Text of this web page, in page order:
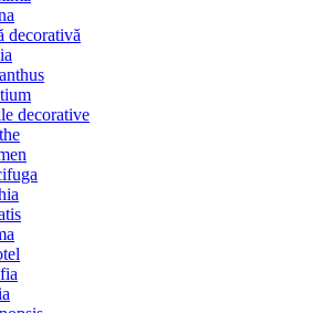
decorativă
decorative